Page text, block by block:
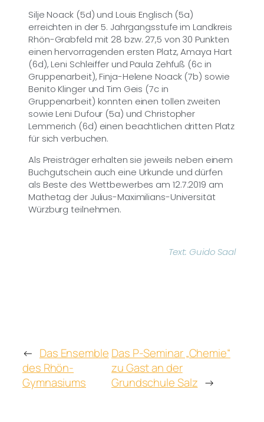
Silje Noack (5d) und Louis Englisch (5a)
erreichten in der 5. Jahrgangsstufe im Landkreis
Rhön-Grabfeld mit 28 bzw. 27,5 von 30 Punkten
einen hervorragenden ersten Platz, Amaya Hart
(6d), Leni Schleiffer und Paula Zehfuß (6c in
Gruppenarbeit), Finja-Helene Noack (7b) sowie
Benito Klinger und Tim Geis (7c in
Gruppenarbeit) konnten einen tollen zweiten
sowie Leni Dufour (5a) und Christopher
Lemmerich (6d) einen beachtlichen dritten Platz
für sich verbuchen.
Als Preisträger erhalten sie jeweils neben einem
Buchgutschein auch eine Urkunde und dürfen
als Beste des Wettbewerbes am 12.7.2019 am
Mathetag der Julius-Maximilians-Universität
Würzburg teilnehmen.
Text: Guido Saal
← Das Ensemble
des Rhön-
Gymnasiums
Das P-Seminar „Chemie“
zu Gast an der
Grundschule Salz →